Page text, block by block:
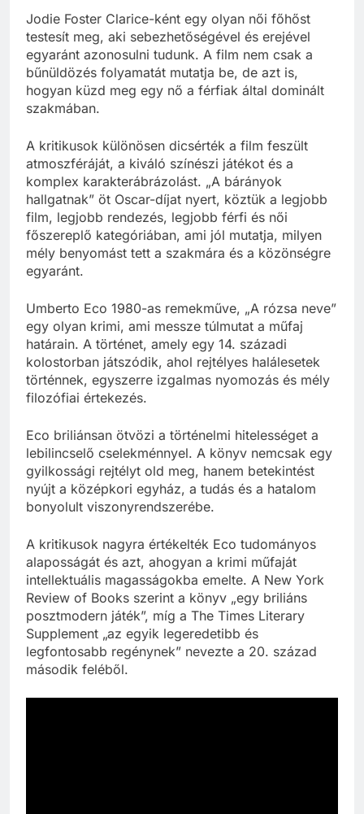
Jodie Foster Clarice-ként egy olyan női főhőst
testesít meg, aki sebezhetőségével és erejével
egyaránt azonosulni tudunk. A film nem csak a
bűnüldözés folyamatát mutatja be, de azt is,
hogyan küzd meg egy nő a férfiak által dominált
szakmában.
A kritikusok különösen dicsérték a film feszült
atmoszféráját, a kiváló színészi játékot és a
komplex karakterábrázolást. „A bárányok
hallgatnak” öt Oscar-díjat nyert, köztük a legjobb
film, legjobb rendezés, legjobb férfi és női
főszereplő kategóriában, ami jól mutatja, milyen
mély benyomást tett a szakmára és a közönségre
egyaránt.
Umberto Eco 1980-as remekműve, „A rózsa neve”
egy olyan krimi, ami messze túlmutat a műfaj
határain. A történet, amely egy 14. századi
kolostorban játszódik, ahol rejtélyes halálesetek
történnek, egyszerre izgalmas nyomozás és mély
filozófiai értekezés.
Eco briliánsan ötvözi a történelmi hitelességet a
lebilincselő cselekménnyel. A könyv nemcsak egy
gyilkossági rejtélyt old meg, hanem betekintést
nyújt a középkori egyház, a tudás és a hatalom
bonyolult viszonyrendszerébe.
A kritikusok nagyra értékelték Eco tudományos
alaposságát és azt, ahogyan a krimi műfaját
intellektuális magasságokba emelte. A New York
Review of Books szerint a könyv „egy briliáns
posztmodern játék”, míg a The Times Literary
Supplement „az egyik legeredetibb és
legfontosabb regénynek” nevezte a 20. század
második feléből.